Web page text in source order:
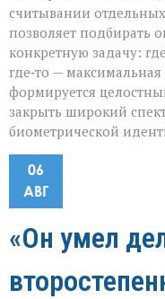
считывании
позволяет подбирать
конкретную задачу:
где‑то —
формируется
закрыть широкий
биометрической
06
АВГ
«Он умел